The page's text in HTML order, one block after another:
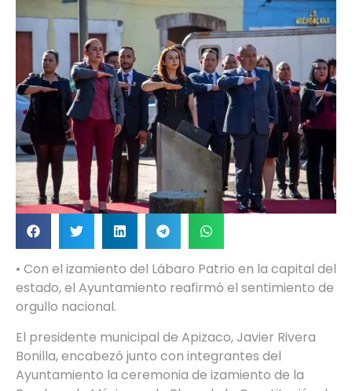
• Con el izamiento del Lábaro Patrio en la capital del
estado, el Ayuntamiento reafirmó el sentimiento de
orgullo nacional.
El presidente municipal de Apizaco, Javier Rivera
Bonilla, encabezó junto con integrantes del
Ayuntamiento la ceremonia de izamiento de la